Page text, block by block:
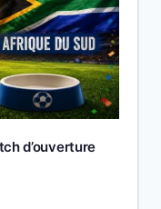
d’ouverture